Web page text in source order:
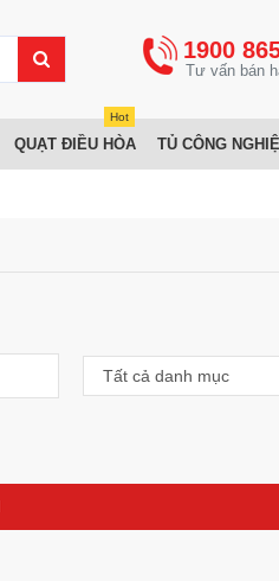
1900
QUẠT ĐIỀU HÒA
Hot
TỦ CÔNG